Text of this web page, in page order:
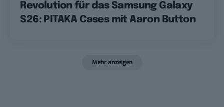
Revolution für das Samsung Galaxy
S26: PITAKA Cases mit Aaron Button
Mehr anzeigen